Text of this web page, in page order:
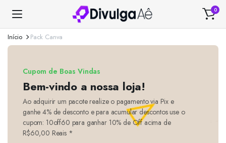
0
Início Pack Canva
Cupom de Boas Vindas
Bem-vindo a nossa loja!
Ao adquirir um pacote realize o pagamento via Pix e
ganhe 4% de desconto e para acumular descontos use o
cupom: 10off60 para ganhar 10% de Off acima de
R$60,00 Reais *